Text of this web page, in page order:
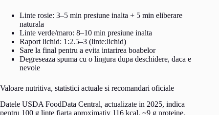
Linte rosie: 3–5 min presiune inalta + 5 min eliberare
naturala
Linte verde/maro: 8–10 min presiune inalta
Raport lichid: 1:2.5–3 (linte:lichid)
Sare la final pentru a evita intarirea boabelor
Degreseaza spuma cu o lingura dupa deschidere, daca e
nevoie
Valoare nutritiva, statistici actuale si recomandari oficiale
Datele USDA FoodData Central, actualizate in 2025, indica
pentru 100 g linte fiarta aproximativ 116 kcal, ~9 g proteine,